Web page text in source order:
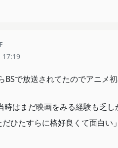
17:19
BSで放送されてたのでアニメ
時はまだ映画をみる経験も乏
ひたすらに格好良くて面白